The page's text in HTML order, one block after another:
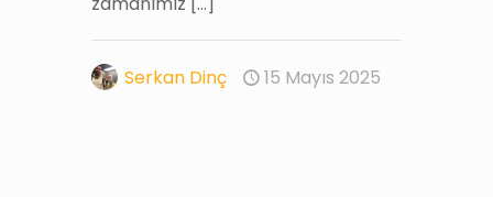
Serkan Dinç 15 Mayıs 2025